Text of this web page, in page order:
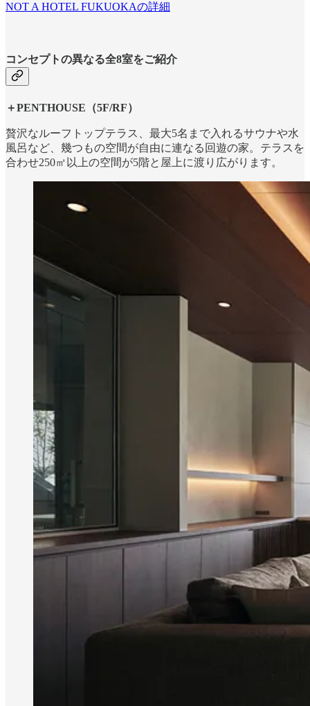
NOT A HOTEL FUKUOKAの詳細
コンセプトの異なる全8室をご紹介
＋PENTHOUSE（5F/RF）
贅沢なルーフトップテラス、最大5名まで入れるサウナや水
風呂など、幾つもの空間が自由に連なる回遊の家。テラスを
合わせ250㎡以上の空間が5階と屋上に渡り広がります。